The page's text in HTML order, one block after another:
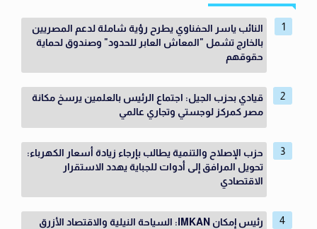
النائب ياسر الحفناوي يطرح رؤية شاملة لدعم المصريين
بالخارج تشمل "المعاش العابر للحدود" وصندوق لحماية
حقوقهم
قيادي بحزب الجيل: اجتماع الرئيس بالعلمين يرسخ مكانة
مصر كمركز لوجستي وتجاري عالمي
حزب الإصلاح والتنمية يطالب بإرجاء زيادة أسعار الكهرباء:
تحويل المرافق إلى أدوات للجباية يهدد الاستقرار
الاقتصادي
رئيس إمكان IMKAN: السياحة النيلية والاقتصاد الأزرق